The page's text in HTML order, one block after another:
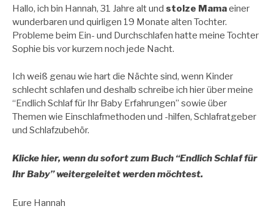
Hallo, ich bin Hannah, 31 Jahre alt und stolze Mamaeiner
wunderbaren und quirligen 19 Monate alten Tochter.
Probleme beim Ein- und Durchschlafen hatte meine Tochter
Sophie bis vor kurzem noch jede Nacht.
Ich weiß genau wie hart die Nächte sind, wenn Kinder
schlecht schlafen und deshalb schreibe ich hier über meine
“Endlich Schlaf für Ihr Baby Erfahrungen” sowie über
Themen wie Einschlafmethoden und -hilfen, Schlafratgeber
und Schlafzubehör.
Klicke hier, wenn du sofort zum Buch “Endlich Schlaf für
Ihr Baby” weitergeleitet werden möchtest.
Eure Hannah